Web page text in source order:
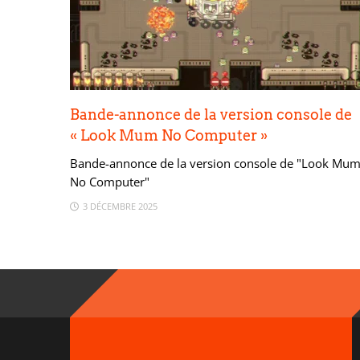
Bande-annonce de la version console de
« Look Mum No Computer »
Bande-annonce de la version console de "Look Mum
No Computer"
3 DÉCEMBRE 2025